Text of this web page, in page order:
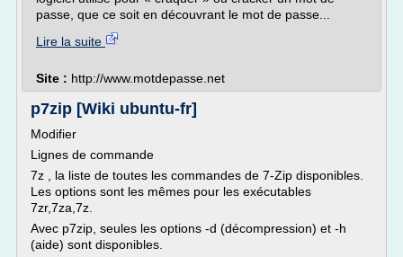
passe, que ce soit en découvrant le mot de passe...
Lire la suite
Site : http://www.motdepasse.net
p7zip [Wiki ubuntu-fr]
Modifier
Lignes de commande
7z , la liste de toutes les commandes de 7-Zip disponibles.
Les options sont les mêmes pour les exécutables
7zr,7za,7z.
Avec p7zip, seules les options -d (décompression) et -h
(aide) sont disponibles.